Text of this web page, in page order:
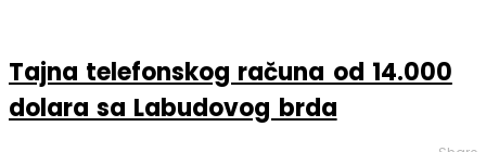
Tajna telefonskog računa od 14.000
dolara sa Labudovog brda